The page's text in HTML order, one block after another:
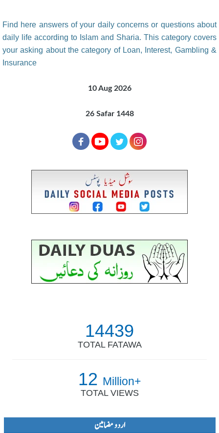
Find here answers of your daily concerns or questions about
daily life according to Islam and Sharia. This category covers
your asking about the category of Loan, Interest, Gambling &
Insurance
10 Aug 2026
26 Safar 1448
14439
TOTAL FATAWA
12 Million+
TOTAL VIEWS
اردو مضامین